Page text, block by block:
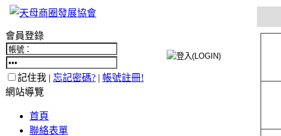
會員登錄
記住我 | 忘記密碼? | 帳號註冊!
網站導覽
首頁
聯絡表單